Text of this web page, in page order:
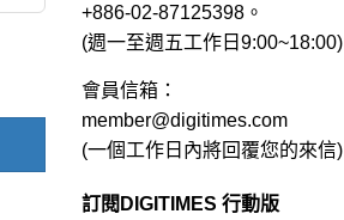
+886-02-87125398。
(週一至週五工作日9:00~18:00)
會員信箱：
member@digitimes.com
(一個工作日內將回覆您的來信)
訂閱DIGITIMES 行動版